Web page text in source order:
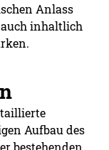
Anlass
inhaltlich
Aufbau des
bestehenden